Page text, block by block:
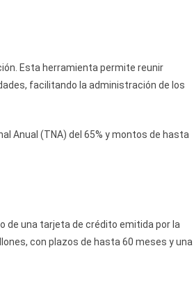
Esta herramienta permite reunir
facilitando la administración de los
Anual (TNA) del 65% y montos de hasta
de una tarjeta de crédito emitida por la
con plazos de hasta 60 meses y una